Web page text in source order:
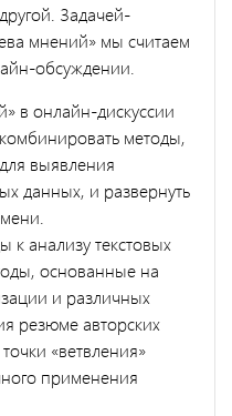
Задачей-
мнений» мы считаем
обсуждении.
в онлайн-дискуссии
методы,
выявления
данных, и развернуть
к анализу текстовых
основанные на
и различных
резюме авторских
«ветвления»
применения